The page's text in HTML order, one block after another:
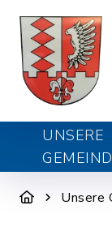
UNSERE
Unsere